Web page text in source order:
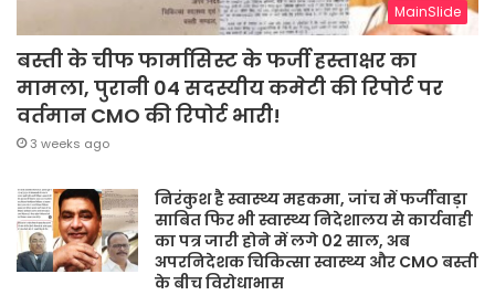
MainSlide
बस्ती के चीफ फार्मासिस्ट के फर्जी हस्ताक्षर का
मामला, पुरानी 04 सदस्यीय कमेटी की रिपोर्ट पर
वर्तमान CMO की रिपोर्ट भारी!
3 weeks ago
निरंकुश है स्वास्थ्य महकमा, जांच में फर्जीवाड़ा
साबित फिर भी स्वास्थ्य निदेशालय से कार्यवाही
का पत्र जारी होने में लगे 02 साल, अब
अपरनिदेशक चिकित्सा स्वास्थ्य और CMO बस्ती
के बीच विरोधाभास